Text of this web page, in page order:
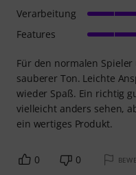
Für den normalen
sauberer Ton. Leichte
wieder Spaß. Ein richtig
vielleicht anders sehen,
ein wertiges Produkt.
Verarbeitung
Features
0 0